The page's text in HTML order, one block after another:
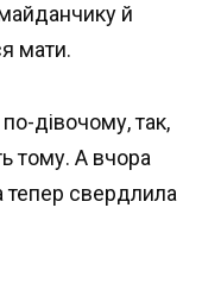
й
мати.
дівочому, так,
тому. А вчора
тепер свердлила